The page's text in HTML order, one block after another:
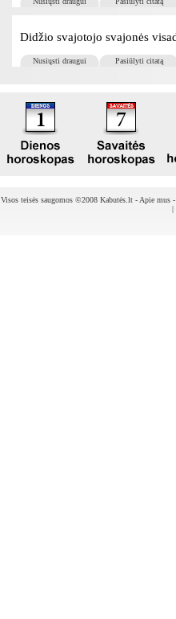
Didžio svajotojo svajonės
Nusiųsti draugui Pasiūlyti citatą
Visos teisės saugomos ©2008 Kabutės.lt - Apie mus
|